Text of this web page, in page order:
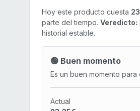
Hoy este producto cuesta
parte del tiempo. Veredicto:
historial estable.
🟢 Buen momento
Es un buen momento
Actual